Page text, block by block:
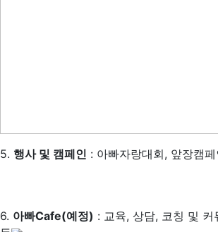
5. 행사 및 캠페인 : 아빠자랑대회, 앞장캠
6. 아빠Cafe(예정) : 교육, 상담, 코칭 및 커